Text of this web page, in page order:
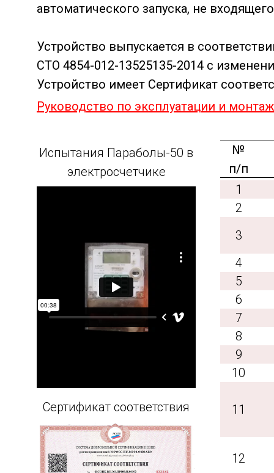
автоматического запуска, не
Устройство выпускается в
СТО 4854-012-13525135-2014 с
Устройство имеет Сертификат
Руководство по эксплуатации и
№
п/п
1
2
3
4
5
6
8
9
10
11
12
7
Испытания Параболы-50 в
электросчетчике
Сертификат соответствия